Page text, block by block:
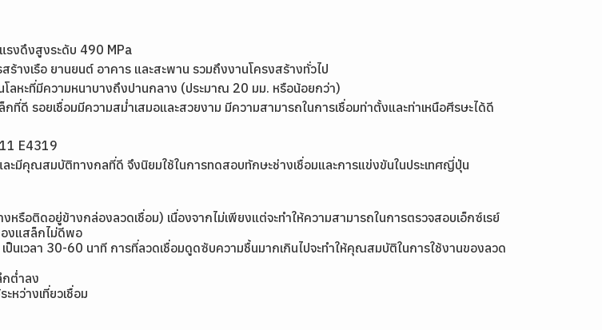
แรงดึงสูงระดับ 490 MPa
างเรือ ยานยนต์ อาคาร และสะพาน รวมถึงงานโครงสร้างทั่วไป
ลหะที่มีความหนาบางถึงปานกลาง (ประมาณ 20 มม. หรือน้อยกว่า)
ดี รอยเชื่อมมีความสม่ำเสมอและสวยงาม มีความสามารถในการเชื่อมท่าตั้งและท่าเหนือศีรษะได้ดี
E4319
ะมีคุณสมบัติทางกลที่ดี จึงนิยมใช้ในการทดสอบทักษะช่างเชื่อมและการแข่งขันในประเทศญี่ปุ่น
รือติดอยู่ข้างกล่องลวดเชื่อม) เนื่องจากไม่เพียงแต่จะทำให้ความสามารถในการตรวจสอบเอ็กซ์เรย์
องแสล็กไม่ดีพอ
เวลา 30-60 นาที การที่ลวดเชื่อมดูดซับความชื้นมากเกินไปจะทำให้คุณสมบัติในการใช้งานของลวด
กต่ำลง
หว่างเที่ยวเชื่อม